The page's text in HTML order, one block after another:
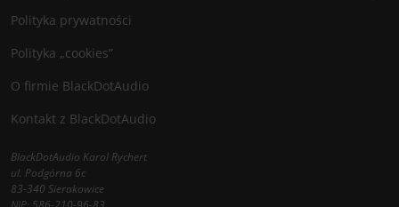
Polityka prywatności
Polityka „cookies”
O firmie BlackDotAudio
Kontakt z BlackDotAudio
BlackDotAudio Karol Rychert
ul. Podgórna 6c
83-340 Sierakowice